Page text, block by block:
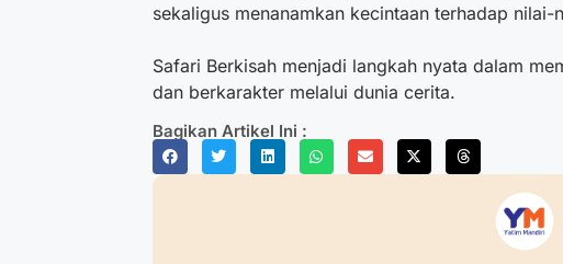
sekaligus menanamkan kecintaan terhadap nilai-
Safari Berkisah menjadi langkah nyata dalam
dan berkarakter melalui dunia cerita.
Bagikan Artikel Ini :